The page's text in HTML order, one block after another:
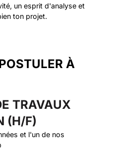
un esprit d'analyse et
ton projet.
À
TRAVAUX
(H/F)
et l'un de nos